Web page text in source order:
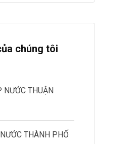
chúng tôi
NƯỚC THUẬN
THÀNH PHỐ